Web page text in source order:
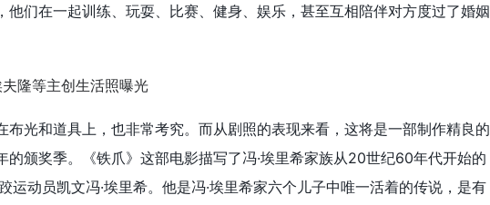
他们在一起训练、玩耍、比赛、健身、娱乐，甚至互相陪伴对方度过了婚姻
布光和道具上，也非常考究。而从剧照的表现来看，这将是一部制作精良的
的颁奖季。《铁爪》这部电影描写了冯·埃里希家族从20世纪60年代开始的
运动员凯文冯·埃里希。他是冯·埃里希家六个儿子中唯一活着的传说，是有